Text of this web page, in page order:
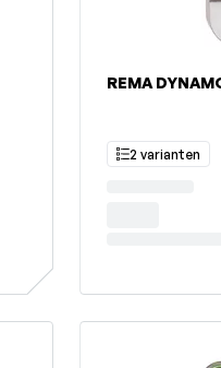
REMA
2 varianten